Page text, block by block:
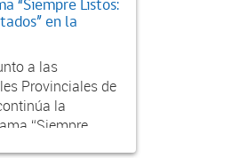
“Siempre Listos:
en la
a las
Provinciales de
la
“Siempre